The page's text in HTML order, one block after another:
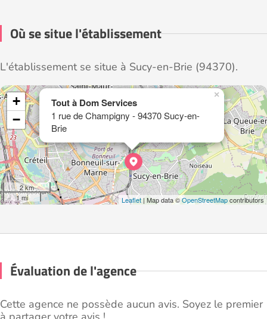
Où se situe l'établissement
L'établissement se situe à Sucy-en-Brie (94370).
Tout à Dom Services
1 rue de Champigny - 94370 Sucy-en-
Brie
×
+
−
2 km
1 mi
Leaflet | Map data ©OpenStreetMapcontributors
Évaluation de l'agence
Cette agence ne possède aucun avis. Soyez le premier